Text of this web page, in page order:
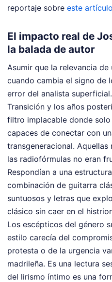
reportaje sobre este
El impacto real de
la balada de autor
Asumir que la relevancia
cuando cambia el signo de
error del analista
Transición y los años
filtro implacable donde
capaces de conectar con
transgeneracional.
las radiofórmulas no eran
Respondían a una
combinación de guitarra
suntuosos y letras que
clásico sin caer en el
Los escépticos del género
estilo carecía del
protesta o de la urgencia
madrileña. Es una lectura
del lirismo íntimo es una